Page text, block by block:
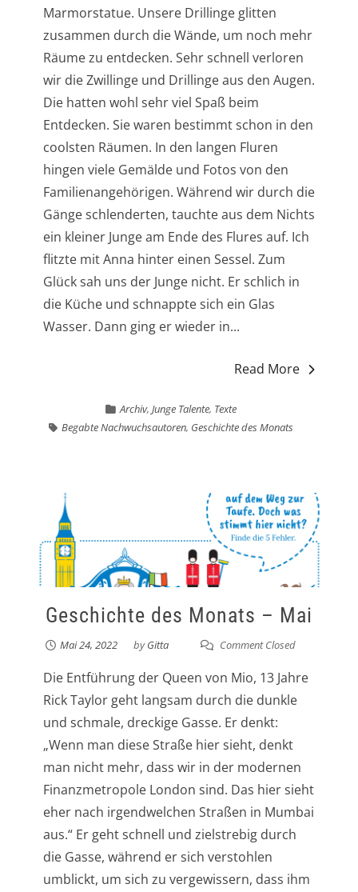
Marmorstatue. Unsere Drillinge glitten
zusammen durch die Wände, um noch mehr
Räume zu entdecken. Sehr schnell verloren
wir die Zwillinge und Drillinge aus den Augen.
Die hatten wohl sehr viel Spaß beim
Entdecken. Sie waren bestimmt schon in den
coolsten Räumen. In den langen Fluren
hingen viele Gemälde und Fotos von den
Familienangehörigen. Während wir durch die
Gänge schlenderten, tauchte aus dem Nichts
ein kleiner Junge am Ende des Flures auf. Ich
flitzte mit Anna hinter einen Sessel. Zum
Glück sah uns der Junge nicht. Er schlich in
die Küche und schnappte sich ein Glas
Wasser. Dann ging er wieder in...
Read More
Archiv, Junge Talente, Texte
Begabte Nachwuchsautoren, Geschichte des Monats
Geschichte des Monats – Mai
Mai 24, 2022 byGitta Comment Closed
Die Entführung der Queen von Mio, 13 Jahre
Rick Taylor geht langsam durch die dunkle
und schmale, dreckige Gasse. Er denkt:
„Wenn man diese Straße hier sieht, denkt
man nicht mehr, dass wir in der modernen
Finanzmetropole London sind. Das hier sieht
eher nach irgendwelchen Straßen in Mumbai
aus.“ Er geht schnell und zielstrebig durch
die Gasse, während er sich verstohlen
umblickt, um sich zu vergewissern, dass ihm